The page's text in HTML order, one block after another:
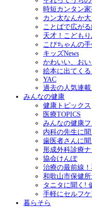
時短カンタン
カン太なんか大
ことばで広が
天才！こども
こぴちゃんの
キッズNews
かわいい、お
絵本に出てく
YAC
過去の人気連
みんなの健康
健康トピックス
医療TOPICS
みんなの健康フ
内科の先生に
歯医者さんに
形成外科診療
協会けんぽ
治療の最前線！
和歌山市保健所
タニタに聞く!
手軽にセルフ
暮らそら